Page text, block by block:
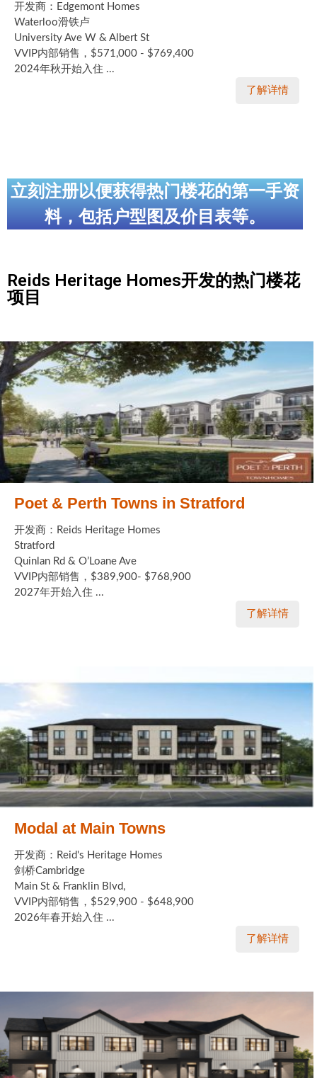
开发商：Edgemont Homes
Waterloo滑铁卢
University Ave W & Albert St
VVIP内部销售，$571,000 - $769,400
2024年秋开始入住 ...
了解详情
立刻注册以便获得热门楼花的第一手资
料，包括户型图及价目表等。
Reids Heritage Homes开发的热门楼花
项目
Poet & Perth Towns in Stratford
开发商：Reids Heritage Homes
Stratford
Quinlan Rd & O’Loane Ave
VVIP内部销售，$389,900- $768,900
2027年开始入住 ...
了解详情
Modal at Main Towns
开发商：Reid's Heritage Homes
剑桥Cambridge
Main St & Franklin Blvd,
VVIP内部销售，$529,900 - $648,900
2026年春开始入住 ...
了解详情